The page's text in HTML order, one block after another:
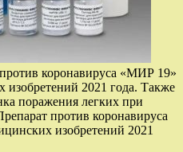
коронавируса «МИР 19»
изобретений 2021 года. Также
поражения легких при
против коронавируса
изобретений 2021